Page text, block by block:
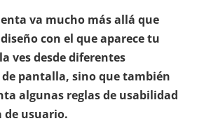
va mucho más allá que
con el que aparece tu
ves desde diferentes
pantalla, sino que también
algunas reglas de usabilidad
de usuario.